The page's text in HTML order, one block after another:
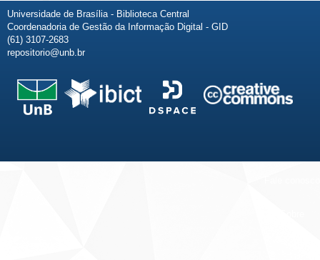
Universidade de Brasília - Biblioteca Central
Coordenadoria de Gestão da Informação Digital - GID
(61) 3107-2683
repositorio@unb.br